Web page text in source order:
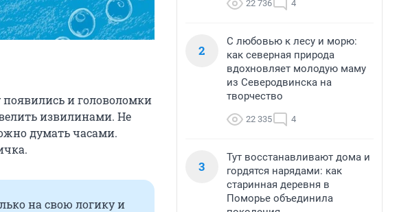
появились и головоломки
извилинами. Не
думать часами.
на свою логику и
22 736 4
2
С любовью к лесу и морю:
как северная природа
вдохновляет молодую маму
из Северодвинска на
творчество
22 335 4
3
Тут восстанавливают дома и
гордятся нарядами: как
старинная деревня в
Поморье объединила